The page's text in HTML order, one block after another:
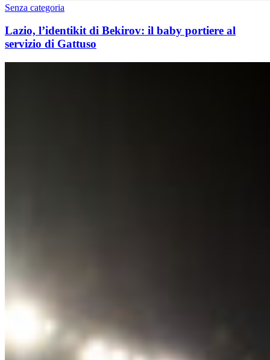
Senza categoria
Lazio, l’identikit di Bekirov: il baby portiere al
servizio di Gattuso